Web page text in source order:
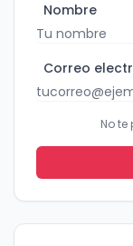
Nombre
Correo
No